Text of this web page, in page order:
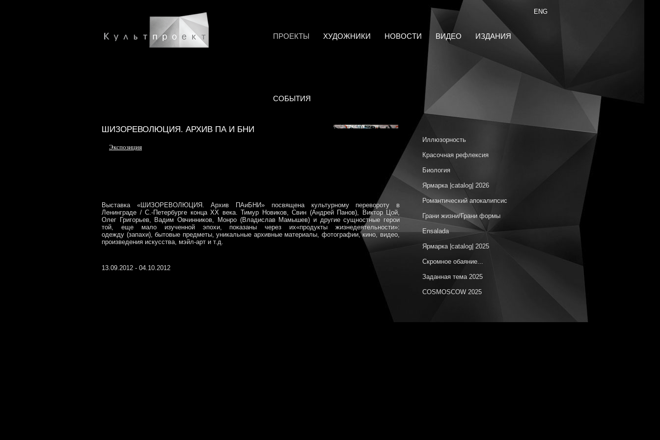
ENG
ПРОЕКТЫ ХУДОЖНИКИ НОВОСТИ ВИДЕО ИЗДАНИЯ
СОБЫТИЯ
ШИЗОРЕВОЛЮЦИЯ. АРХИВ ПА И БНИ
Экспозиция
Выставка «ШИЗОРЕВОЛЮЦИЯ. Архив ПАиБНИ» посвящена культурному перевороту в
Ленинграде / С.-Петербурге конца ХХ века. Тимур Новиков, Свин (Андрей Панов), Виктор Цой,
Олег Григорьев, Вадим Овчинников, Монро (Владислав Мамышев) и другие сущностные герои
той, еще мало изученной эпохи, показаны через их«продукты жизнедеятельности»:
одежду (запахи), бытовые предметы, уникальные архивные материалы, фотографии, кино, видео,
произведения искусства, мэйл-арт и т.д.
13.09.2012 - 04.10.2012
Иллюзорность
Красочная рефлексия
Биология
Ярмарка |catalog| 2026
Романтический апокалипсис
Грани жизни/Грани формы
Ensalada
Ярмарка |catalog| 2025
Скромное обаяние...
Заданная тема 2025
COSMOSCOW 2025
Поэтическая ботаника